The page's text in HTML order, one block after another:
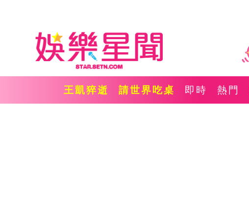
王凱猝逝 請世界吃桌 即時 熱門